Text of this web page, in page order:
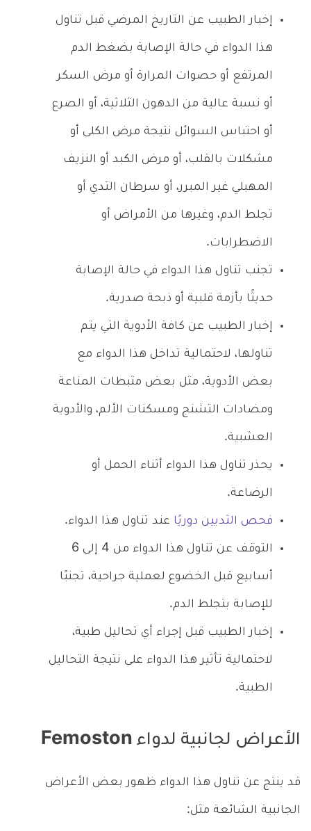
إخبار الطبيب عن التاريخ المرضي قبل تناول
هذا الدواء في حالة الإصابة بضغط الدم
المرتفع أو حصوات المرارة أو مرض السكر
أو نسبة عالية من الدهون الثلاثية، أو الصرع
أو احتباس السوائل نتيجة مرض الكلى أو
مشكلات بالقلب، أو مرض الكبد أو النزيف
المهبلي غير المبرر، أو سرطان الثدي أو
تجلط الدم، وغيرها من الأمراض أو
الاضطرابات.
تجنب تناول هذا الدواء في حالة الإصابة
حديثًا بأزمة قلبية أو ذبحة صدرية.
إخبار الطبيب عن كافة الأدوية التي يتم
تناولها، لاحتمالية تداخل هذا الدواء مع
بعض الأدوية، مثل بعض مثبطات المناعة
ومضادات التشنج ومسكنات الألم، والأدوية
العشبية.
يحذر تناول هذا الدواء أثناء الحمل أو
الرضاعة.
فحص الثديين دوريًا عند تناول هذا الدواء.
التوقف عن تناول هذا الدواء من 4 إلى 6
أسابيع قبل الخضوع لعملية جراحية، تجنبًا
للإصابة بتجلط الدم.
إخبار الطبيب قبل إجراء أي تحاليل طبية،
لاحتمالية تأثير هذا الدواء على نتيجة التحاليل
الطبية.
الأعراض لجانبية لدواء Femoston
قد ينتج عن تناول هذا الدواء ظهور بعض الأعراض
الجانبية الشائعة مثل: